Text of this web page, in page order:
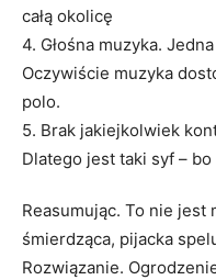
całą okolicę
4. Głośna muzyka.
Oczywiście muzyka
polo.
5. Brak jakiejkolwiek
Dlatego jest taki syf –
Reasumując. To nie jest
śmierdząca, pijacka
Rozwiązanie.